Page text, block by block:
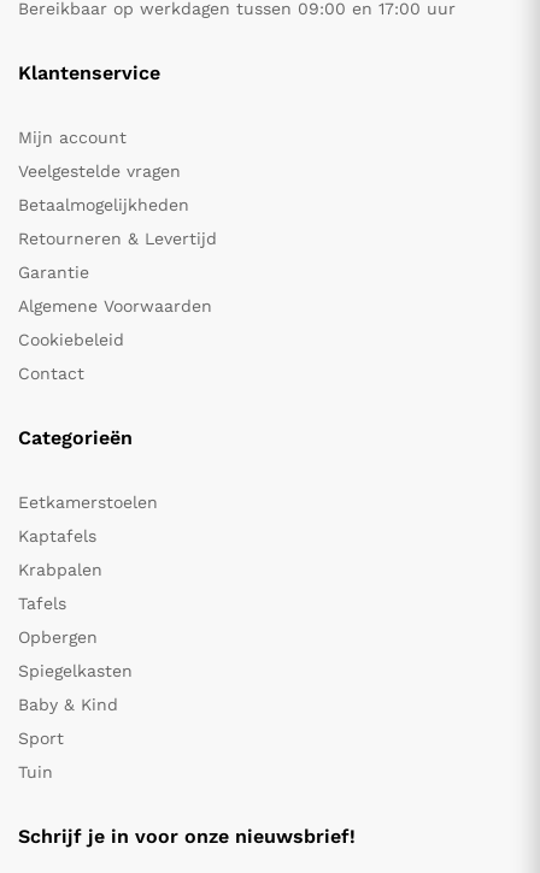
Bereikbaar op werkdagen tussen 09:00 en 17:00 uur
Klantenservice
Mijn account
Veelgestelde vragen
Betaalmogelijkheden
Retourneren & Levertijd
Garantie
Algemene Voorwaarden
Cookiebeleid
Contact
Categorieën
Eetkamerstoelen
Kaptafels
Krabpalen
Tafels
Opbergen
Spiegelkasten
Baby & Kind
Sport
Tuin
Schrijf je in voor onze nieuwsbrief!